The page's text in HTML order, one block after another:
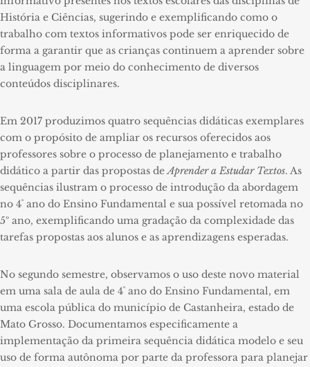
História e Ciências, sugerindo e exemplificando como o
trabalho com textos informativos pode ser enriquecido de
forma a garantir que as crianças continuem a aprender sobre
a linguagem por meio do conhecimento de diversos
conteúdos disciplinares.
Em 2017 produzimos quatro sequências didáticas exemplares
com o propósito de ampliar os recursos oferecidos aos
professores sobre o processo de planejamento e trabalho
didático a partir das propostas deAprender a Estudar Textos. As
sequências ilustram o processo de introdução da abordagem
no 4˚ ano do Ensino Fundamental e sua possível retomada no
5º ano, exemplificando uma gradação da complexidade das
tarefas propostas aos alunos e as aprendizagens esperadas.
No segundo semestre, observamos o uso deste novo material
em uma sala de aula de 4˚ ano do Ensino Fundamental, em
uma escola pública do município de Castanheira, estado de
Mato Grosso. Documentamos especificamente a
implementação da primeira sequência didática modelo e seu
uso de forma autônoma por parte da professora para planejar